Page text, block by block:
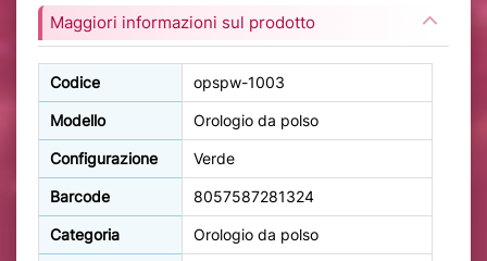
Maggiori informazioni sul prodotto
Codice opspw-1003
Modello Orologio da polso
Configurazione Verde
Barcode 8057587281324
Categoria Orologio da polso